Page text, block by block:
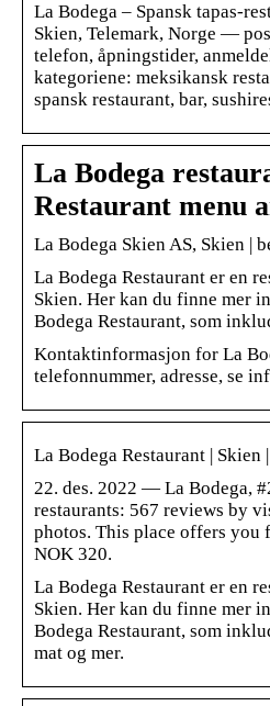
La Bodega – Spansk tapas-
Skien, Telemark, Norge —
telefon, åpningstider,
kategoriene: meksikansk
spansk restaurant, bar,
La Bodega
Restaurant menu
La Bodega Skien AS, Skien |
La Bodega Restaurant er en
Skien. Her kan du finne mer
Bodega Restaurant, som
Kontaktinformasjon for La
telefonnummer, adresse, se
La Bodega Restaurant | Skien
22. des. 2022 — La Bodega,
restaurants: 567 reviews by
photos. This place offers you
NOK 320.
La Bodega Restaurant er en
Skien. Her kan du finne mer
Bodega Restaurant, som
mat og mer.